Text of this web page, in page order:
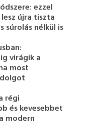
ezzel
újra tiszta
súrolás nélkül is
virágik a
most
régi
és kevesebbet
modern